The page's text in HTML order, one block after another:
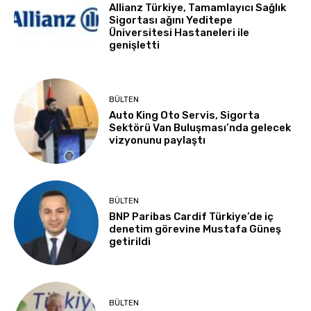
Allianz Türkiye, Tamamlayıcı Sağlık
Sigortası ağını Yeditepe
Üniversitesi Hastaneleri ile
genişletti
BÜLTEN
Auto King Oto Servis, Sigorta
Sektörü Van Buluşması’nda gelecek
vizyonunu paylaştı
BÜLTEN
BNP Paribas Cardif Türkiye’de iç
denetim görevine Mustafa Güneş
getirildi
BÜLTEN